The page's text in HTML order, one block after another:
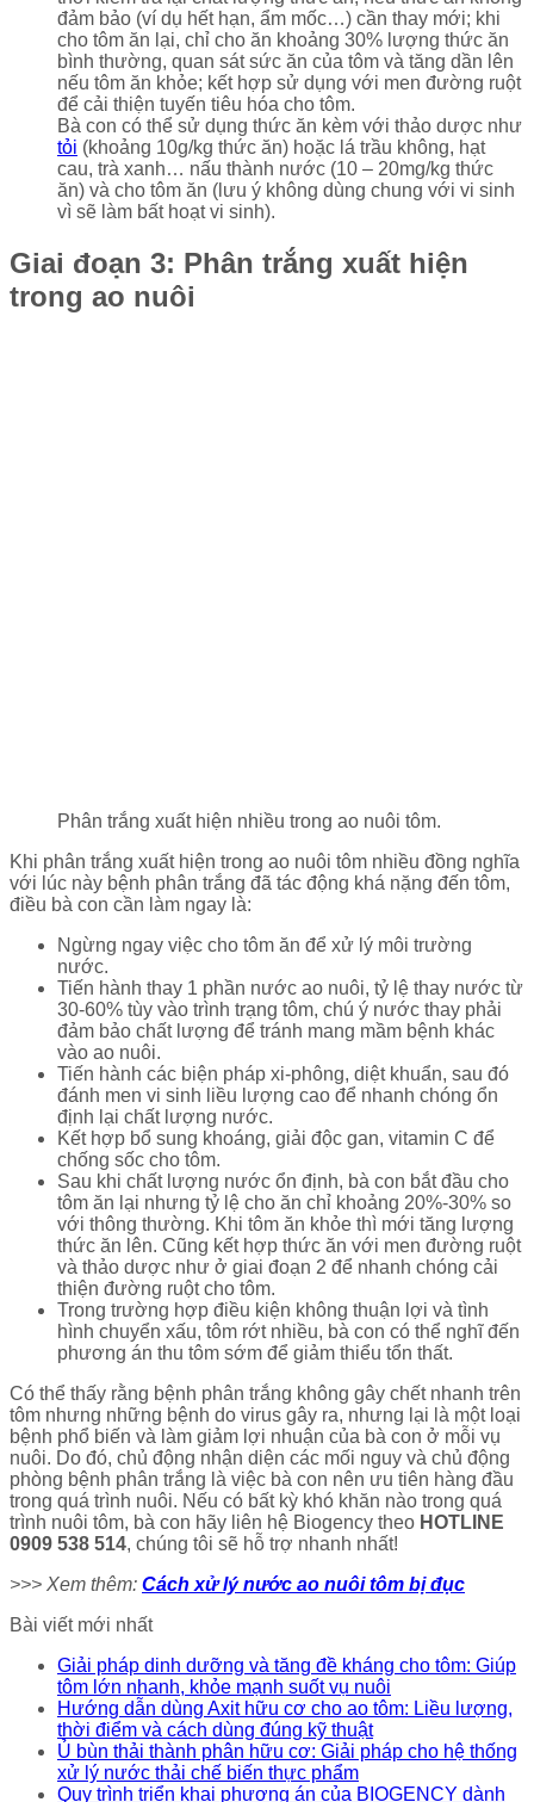
đảm bảo (ví dụ hết hạn, ẩm mốc…) cần thay mới; khi
cho tôm ăn lại, chỉ cho ăn khoảng 30% lượng thức ăn
bình thường, quan sát sức ăn của tôm và tăng dần lên
nếu tôm ăn khỏe; kết hợp sử dụng với men đường ruột
để cải thiện tuyến tiêu hóa cho tôm.
Bà con có thể sử dụng thức ăn kèm với thảo dược như
tỏi (khoảng 10g/kg thức ăn) hoặc lá trầu không, hạt
cau, trà xanh… nấu thành nước (10 – 20mg/kg thức
ăn) và cho tôm ăn (lưu ý không dùng chung với vi sinh
vì sẽ làm bất hoạt vi sinh).
Giai đoạn 3: Phân trắng xuất hiện
trong ao nuôi
Phân trắng xuất hiện nhiều trong ao nuôi tôm.
Khi phân trắng xuất hiện trong ao nuôi tôm nhiều đồng nghĩa
với lúc này bệnh phân trắng đã tác động khá nặng đến tôm,
điều bà con cần làm ngay là:
Ngừng ngay việc cho tôm ăn để xử lý môi trường
nước.
Tiến hành thay 1 phần nước ao nuôi, tỷ lệ thay nước từ
30-60% tùy vào trình trạng tôm, chú ý nước thay phải
đảm bảo chất lượng để tránh mang mầm bệnh khác
vào ao nuôi.
Tiến hành các biện pháp xi-phông, diệt khuẩn, sau đó
đánh men vi sinh liều lượng cao để nhanh chóng ổn
định lại chất lượng nước.
Kết hợp bổ sung khoáng, giải độc gan, vitamin C để
chống sốc cho tôm.
Sau khi chất lượng nước ổn định, bà con bắt đầu cho
tôm ăn lại nhưng tỷ lệ cho ăn chỉ khoảng 20%-30% so
với thông thường. Khi tôm ăn khỏe thì mới tăng lượng
thức ăn lên. Cũng kết hợp thức ăn với men đường ruột
và thảo dược như ở giai đoạn 2 để nhanh chóng cải
thiện đường ruột cho tôm.
Trong trường hợp điều kiện không thuận lợi và tình
hình chuyển xấu, tôm rớt nhiều, bà con có thể nghĩ đến
phương án thu tôm sớm để giảm thiểu tổn thất.
Có thể thấy rằng bệnh phân trắng không gây chết nhanh trên
tôm nhưng những bệnh do virus gây ra, nhưng lại là một loại
bệnh phổ biến và làm giảm lợi nhuận của bà con ở mỗi vụ
nuôi. Do đó, chủ động nhận diện các mối nguy và chủ động
phòng bệnh phân trắng là việc bà con nên ưu tiên hàng đầu
trong quá trình nuôi. Nếu có bất kỳ khó khăn nào trong quá
trình nuôi tôm, bà con hãy liên hệ Biogency theo HOTLINE
0909 538 514, chúng tôi sẽ hỗ trợ nhanh nhất!
>>> Xem thêm: Cách xử lý nước ao nuôi tôm bị đục
Bài viết mới nhất
Giải pháp dinh dưỡng và tăng đề kháng cho tôm: Giúp
tôm lớn nhanh, khỏe mạnh suốt vụ nuôi
Hướng dẫn dùng Axit hữu cơ cho ao tôm: Liều lượng,
thời điểm và cách dùng đúng kỹ thuật
Ủ bùn thải thành phân hữu cơ: Giải pháp cho hệ thống
xử lý nước thải chế biến thực phẩm
Quy trình triển khai phương án của BIOGENCY dành